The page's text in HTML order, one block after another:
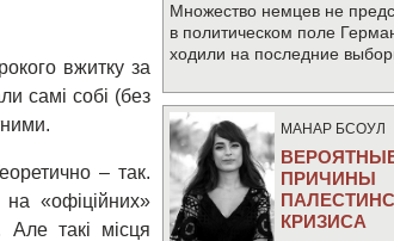
вжитку за
самі собі (без
– так.
«офіційних»
Але такі місця
Множество немцев не
в политическом поле
ходили на последние
МАНАР БСОУЛ
ПРИЧИНЫ
КРИЗИСА